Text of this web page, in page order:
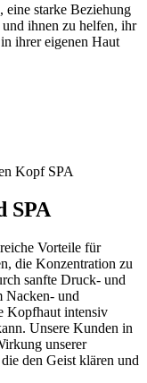
eine starke Beziehung
ihnen zu helfen, ihr
ihrer eigenen Haut
Kopf SPA
SPA
Vorteile für
die Konzentration zu
sanfte Druck- und
Nacken- und
Kopfhaut intensiv
Unsere Kunden in
unserer
den Geist klären und